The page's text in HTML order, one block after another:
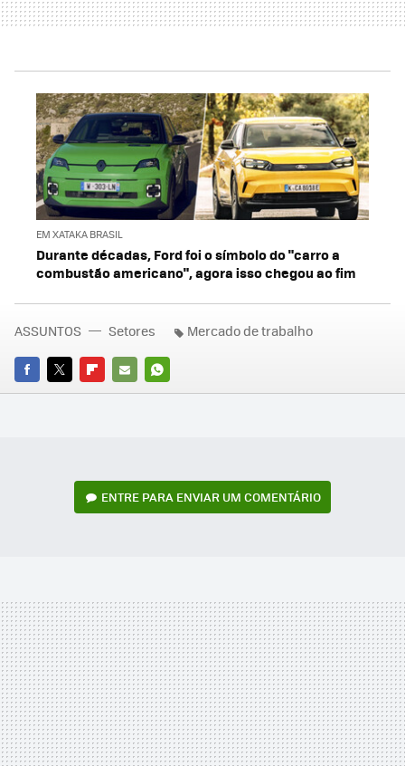
EM XATAKA BRASIL
Durante décadas, Ford foi o símbolo do "carro a
combustão americano", agora isso chegou ao fim
FACEBOOK
TWITTERFLIPBOARD
E-
WHATSAPP
ASSUNTOS Setores Mercado de trabalho
ENTRE PARA ENVIAR UM COMENTÁRIO